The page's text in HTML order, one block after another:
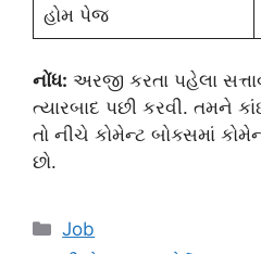
હોમ પેજ
નોંધ: અરજી કરતા પહેલા
ત્યારબાદ પછી કરવી. તમને
તો નીચે કોમેન્ટ બોક્સમાં
છો.
Categories
Job